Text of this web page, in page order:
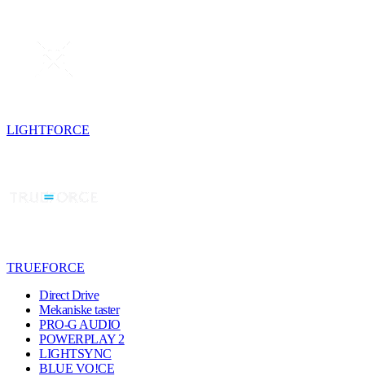
LIGHTFORCE
TRUEFORCE
Direct Drive
Mekaniske taster
PRO-G AUDIO
POWERPLAY 2
LIGHTSYNC
BLUE VO!CE